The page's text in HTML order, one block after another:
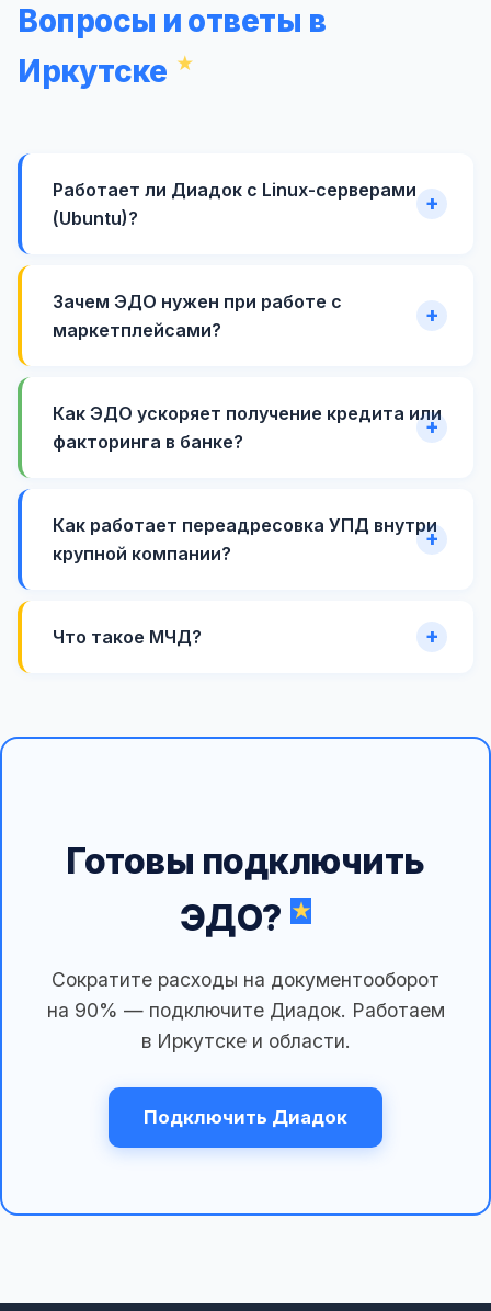
Вопросы и ответы в
Иркутске
Работает ли Диадок с Linux-серверами
(Ubuntu)?
Зачем ЭДО нужен при работе с
маркетплейсами?
Как ЭДО ускоряет получение кредита или
факторинга в банке?
Как работает переадресовка УПД внутри
крупной компании?
Что такое МЧД?
Готовы подключить
ЭДО?
Сократите расходы на документооборот
на 90% — подключите Диадок. Работаем
в Иркутске и области.
Подключить Диадок